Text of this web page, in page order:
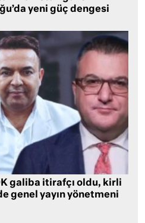
yeni güç dengesi
galiba itirafçı oldu, kirli
genel yayın yönetmeni